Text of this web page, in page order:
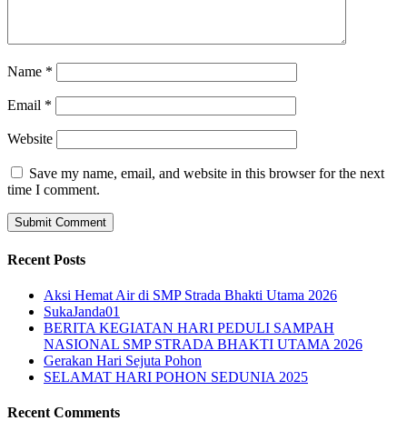
Name *
Email *
Website
Save my name, email, and website in this browser for the next
time I comment.
Recent Posts
Aksi Hemat Air di SMP Strada Bhakti Utama 2026
SukaJanda01
BERITA KEGIATAN HARI PEDULI SAMPAH
NASIONAL SMP STRADA BHAKTI UTAMA 2026
Gerakan Hari Sejuta Pohon
SELAMAT HARI POHON SEDUNIA 2025
Recent Comments